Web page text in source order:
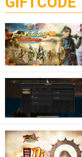
Pocketpair, Inc.